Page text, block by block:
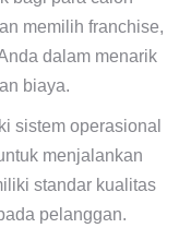
memilih franchise,
dalam menarik
biaya.
sistem operasional
menjalankan
standar kualitas
pelanggan.